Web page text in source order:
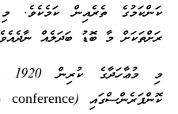
ކަންކަމުގެ ތެރެއިން ކަމެކެވެ.
ރަށްތަކަށް މާ ބޮޑު ބަދަލެއް
މި